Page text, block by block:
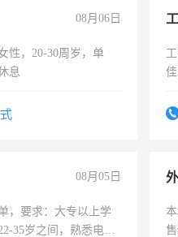
08月06日
性，20-30周岁，单
息
08月05日
，要求：大专以上学
35岁之间，熟悉电脑